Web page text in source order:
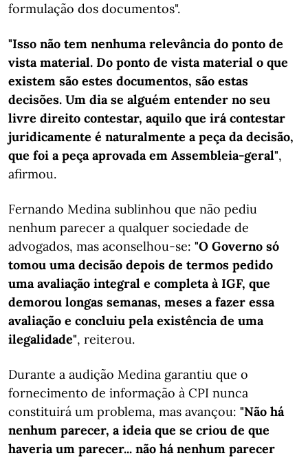
formulação dos documentos".
"Isso não tem nenhuma relevância do ponto de
vista material. Do ponto de vista material o que
existem são estes documentos, são estas
decisões. Um dia se alguém entender no seu
livre direito contestar, aquilo que irá contestar
juridicamente é naturalmente a peça da decisão,
que foi a peça aprovada em Assembleia-geral",
afirmou.
Fernando Medina sublinhou que não pediu
nenhum parecer a qualquer sociedade de
advogados, mas aconselhou-se: "O Governo só
tomou uma decisão depois de termos pedido
uma avaliação integral e completa à IGF, que
demorou longas semanas, meses a fazer essa
avaliação e concluiu pela existência de uma
ilegalidade", reiterou.
Durante a audição Medina garantiu que o
fornecimento de informação à CPI nunca
constituirá um problema, mas avançou: "Não há
nenhum parecer, a ideia que se criou de que
haveria um parecer... não há nenhum parecer